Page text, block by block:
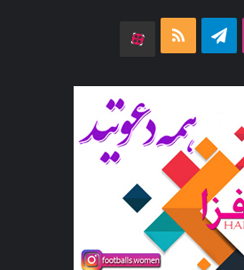
اینستاگرامتلگرام خوراک